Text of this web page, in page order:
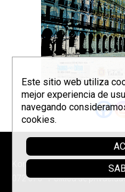
Korrontzi © 2026 - Tel. (+34)
072 076 -Política de
Este sitio web utiliza
mejor experiencia de
navegando
cookies.